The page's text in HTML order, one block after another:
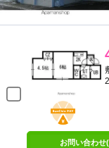
BunChinPAY
お問い合わせ